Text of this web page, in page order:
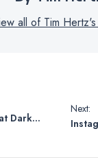
all of Tim
Dark
Next: